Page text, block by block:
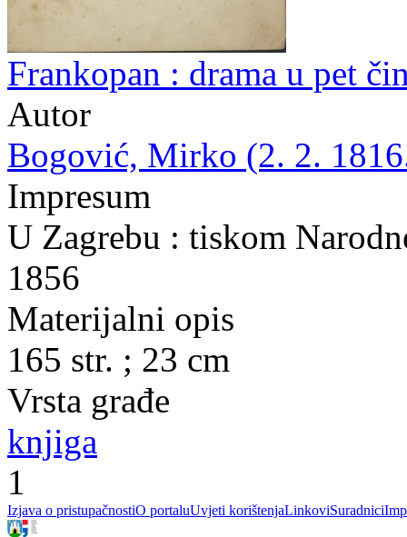
Frankopan : drama u pet
Autor
Bogović, Mirko (2. 2.
Impresum
U Zagrebu : tiskom
1856
Materijalni opis
165 str. ; 23 cm
Vrsta građe
knjiga
1
Izjava o pristupačnostiO portaluUvjeti korištenjaLinkoviSuradnici